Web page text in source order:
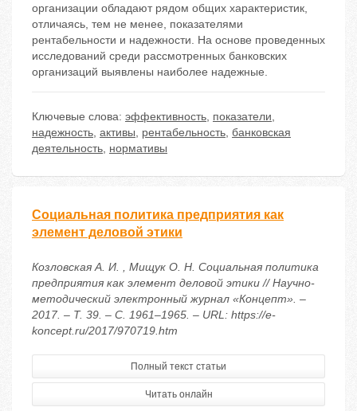
организации обладают рядом общих характеристик,
отличаясь, тем не менее, показателями
рентабельности и надежности. На основе проведенных
исследований среди рассмотренных банковских
организаций выявлены наиболее надежные.
Ключевые слова: эффективность, показатели,
надежность, активы, рентабельность, банковская
деятельность, нормативы
Социальная политика предприятия как
элемент деловой этики
Козловская А. И. , Мищук О. Н. Социальная политика
предприятия как элемент деловой этики // Научно-
методический электронный журнал «Концепт». –
2017. – Т. 39. – С. 1961–1965. – URL: https://e-
koncept.ru/2017/970719.htm
Полный текст статьи
Читать онлайн